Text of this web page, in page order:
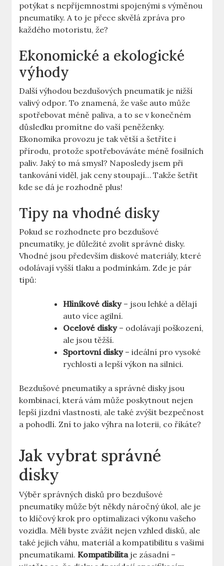
potýkat s nepříjemnostmi‍ spojenými⁣ s výměnou
pneumatiky. A to ⁢je přece skvělá zpráva‍ pro
každého motoristu, že?⁢
Ekonomické a ekologické‌
výhody
Další výhodou bezdušových ‍pneumatik je nižší
valivý odpor. To znamená, že ⁣vaše auto může
spotřebovat méně ​paliva, a to se v⁤ konečném
důsledku promítne ​do ⁢vaší peněženky.
‍Ekonomika provozu je tak⁣ větší a⁣ šetříte i​
přírodu, protože spotřebováváte​ méně fosilních
paliv. ⁢Jaký‍ to má smysl? Naposledy jsem při
tankování viděl, jak ceny ⁣stoupají… ​Takže šetřit
kde​ se dá je rozhodně plus!
Tipy na ⁢vhodné ​disky
Pokud se rozhodnete pro bezdušové
pneumatiky, je důležité zvolit správné disky.
Vhodné jsou především diskové ​materiály, které
odolávají vyšší tlaku a podmínkám. Zde je pár
tipů:
Hliníkové disky– jsou lehké a dělají
auto více agilní.
Ocelové⁤ disky– odolávají poškození,
ale jsou ‌těžší.
Sportovní disky– ideální‌ pro ‌vysoké
rychlosti​ a lepší výkon⁤ na silnici.
Bezdušové pneumatiky a správné disky jsou
kombinací,‍ která vám ⁢může poskytnout nejen​
lepší jízdní vlastnosti,​ ale‍ také zvýšit bezpečnost
a pohodlí. Zní to jako výhra na loterii, co říkáte?
Jak vybrat správné
disky
Výběr správných disků pro bezdušové
pneumatiky může‍ být někdy ⁣náročný ‍úkol, ale⁤ je​
to ⁢klíčový krok pro optimalizaci⁤ výkonu vašeho
vozidla. Měli byste zvážit nejen‌ vzhled disků, ale
také jejich váhu, materiál a kompatibilitu s vašimi
pneumatikami.Kompatibilitaje zásadní‍ –